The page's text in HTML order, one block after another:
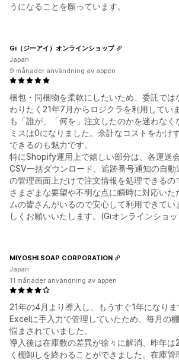
うになることを願っています。
梱包・同梱物を柔軟にしたいため、委託では
わりたく21年7月からロジクラを利用してい
も「誰が」「何を」注文したのかを迷わなく
ミスは0になりました。余計なコストをかけ
できるのも魅力です。
特にShopify運用上で嬉しい部分は、各運送
CSV一括ダウンロード、追跡番号通知の自動
の管理画面上だけで注文情報を処理できるの
さまざまな要望や不明な点に瞬時に対応いた
ムの皆さんがいるので安心して利用できてい
しくお願いいたします。(Giオンラインショ
Gi（ジーアイ）オンラインショップ
Japan
9 månader användning av appen
21年の4月より導入し、もうすぐ1年になり
Excelに手入力で管理していたため、毎月の
悩まされていました。
導入後は在庫数の差異が徐々に解消、昨年は
く棚卸しを終わることができました。在庫管
MIYOSHI SOAP CORPORATION
Japan
11 månader användning av appen